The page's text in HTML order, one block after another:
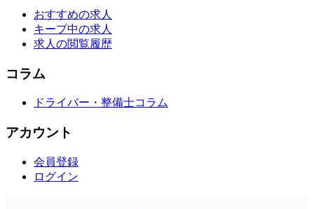
おすすめの求人
キープ中の求人
求人の閲覧履歴
コラム
ドライバー・整備士コラム
アカウント
会員登録
ログイン